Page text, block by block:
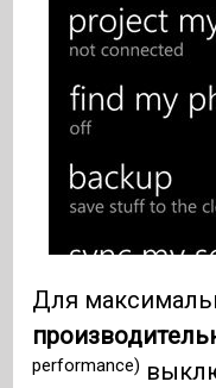
Для
performance)